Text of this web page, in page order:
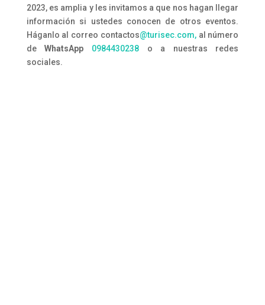
2023, es amplia y les invitamos a que nos hagan llegar
información si ustedes conocen de otros eventos.
Háganlo al correo contactos@turisec.com,al número
deWhatsApp 0984430238o a nuestras redes
sociales.